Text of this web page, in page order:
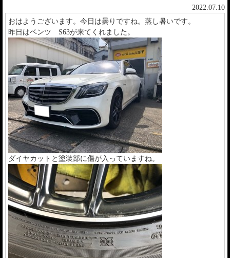
2022.07.10
おはようございます。今日は曇りですね。蒸し暑いです。
昨日はベンツ S63が来てくれました。
ダイヤカットと塗装部に傷が入っていますね。